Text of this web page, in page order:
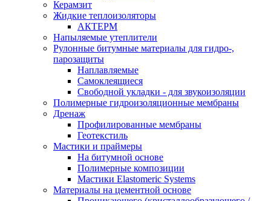
Керамзит
Жидкие теплоизоляторы
АКТЕРМ
Напыляемые утеплители
Рулонные битумные материалы для гидро-,
парозащиты
Наплавляемые
Самоклеящиеся
Свободной укладки - для звукоизоляции
Полимерные гидроизоляционные мембраны
Дренаж
Профилированные мембраны
Геотекстиль
Мастики и праймеры
На битумной основе
Полимерные композиции
Мастики Elastomeric Systems
Материалы на цементной основе